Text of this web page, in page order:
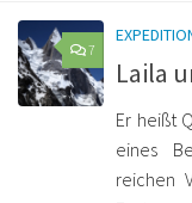
7
Laila
Er heißt
eines
reichen